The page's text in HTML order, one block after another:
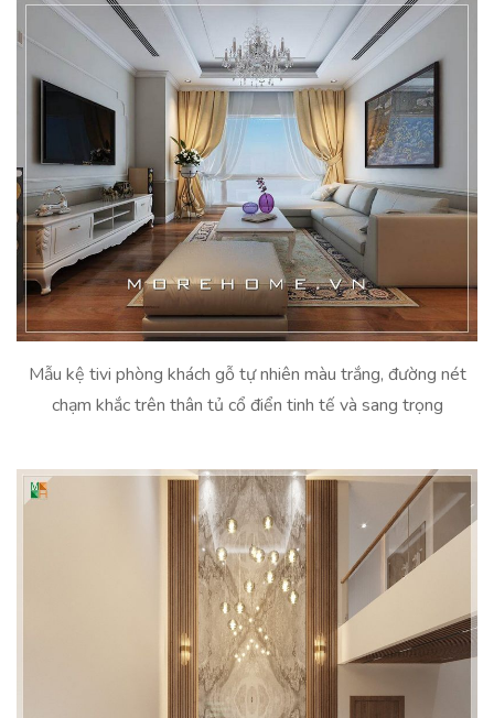
Mẫu kệ tivi phòng khách gỗ tự nhiên màu trắng, đường nét
chạm khắc trên thân tủ cổ điển tinh tế và sang trọng